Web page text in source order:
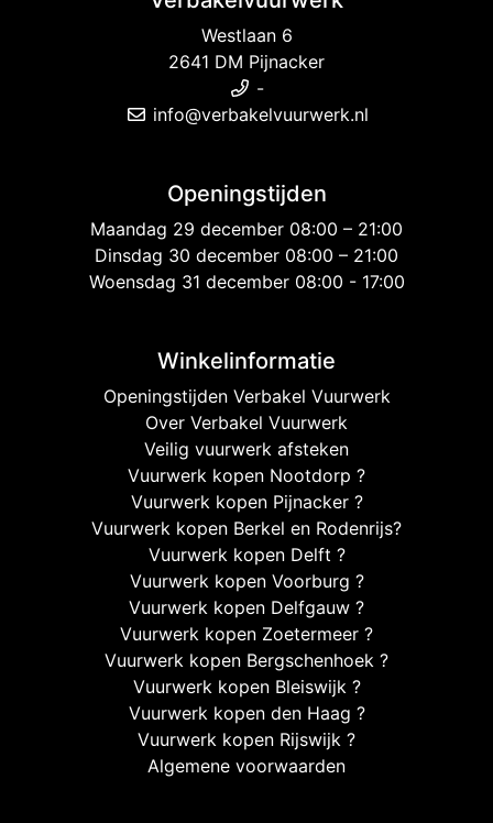
Westlaan 6
2641 DM Pijnacker
-
info@verbakelvuurwerk.nl
Openingstijden
Maandag 29 december 08:00 – 21:00
Dinsdag 30 december 08:00 – 21:00
Woensdag 31 december 08:00 - 17:00
Winkelinformatie
Openingstijden Verbakel Vuurwerk
Over Verbakel Vuurwerk
Veilig vuurwerk afsteken
Vuurwerk kopen Nootdorp ?
Vuurwerk kopen Pijnacker ?
Vuurwerk kopen Berkel en Rodenrijs?
Vuurwerk kopen Delft ?
Vuurwerk kopen Voorburg ?
Vuurwerk kopen Delfgauw ?
Vuurwerk kopen Zoetermeer ?
Vuurwerk kopen Bergschenhoek ?
Vuurwerk kopen Bleiswijk ?
Vuurwerk kopen den Haag ?
Vuurwerk kopen Rijswijk ?
Algemene voorwaarden